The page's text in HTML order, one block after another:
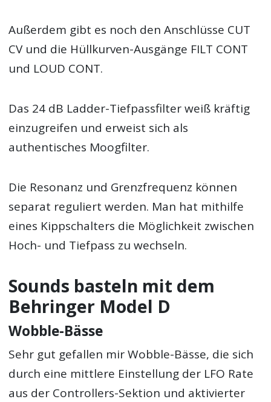
Außerdem gibt es noch den Anschlüsse CUT
CV und die Hüllkurven-Ausgänge FILT CONT
und LOUD CONT.
Das 24 dB Ladder-Tiefpassfilter weiß kräftig
einzugreifen und erweist sich als
authentisches Moogfilter.
Die Resonanz und Grenzfrequenz können
separat reguliert werden. Man hat mithilfe
eines Kippschalters die Möglichkeit zwischen
Hoch- und Tiefpass zu wechseln.
Sounds basteln mit dem
Behringer Model D
Wobble-Bässe
Sehr gut gefallen mir Wobble-Bässe, die sich
durch eine mittlere Einstellung der LFO Rate
aus der Controllers-Sektion und aktivierter